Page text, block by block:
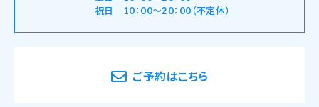
祝日 10：00～20：00（不定休）
ご予約はこちら